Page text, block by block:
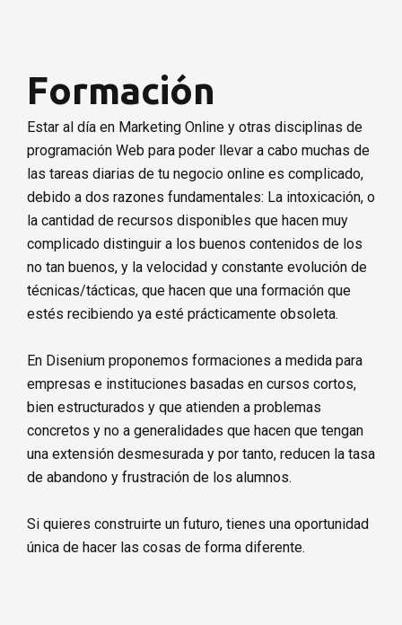
Solicita presupuesto
Formación
Estar al día en Marketing Online y otras disciplinas de
programación Web para poder llevar a cabo muchas de
las tareas diarias de tu negocio online es complicado,
debido a dos razones fundamentales: La intoxicación, o
la cantidad de recursos disponibles que hacen muy
complicado distinguir a los buenos contenidos de los
no tan buenos, y la velocidad y constante evolución de
técnicas/tácticas, que hacen que una formación que
estés recibiendo ya esté prácticamente obsoleta.
En Disenium proponemos formaciones a medida para
empresas e instituciones basadas en cursos cortos,
bien estructurados y que atienden a problemas
concretos y no a generalidades que hacen que tengan
una extensión desmesurada y por tanto, reducen la tasa
de abandono y frustración de los alumnos.
Si quieres construirte un futuro, tienes una oportunidad
única de hacer las cosas de forma diferente.